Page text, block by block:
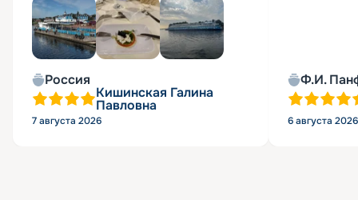
Россия
Кишинская Галина
Павловна
7 августа 2026
Ф.И.
6 августа 2026